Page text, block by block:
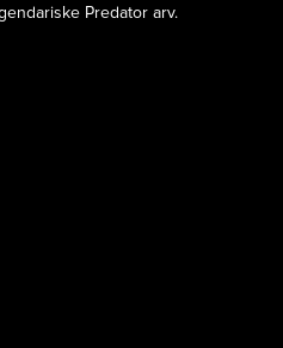
Predator arv.